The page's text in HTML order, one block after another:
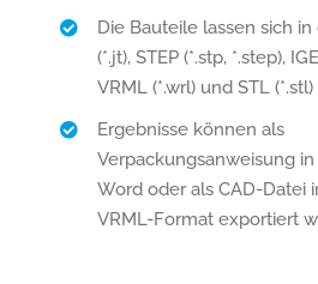
Die Bauteile lassen sich
(*.jt), STEP (*.stp, *.step),
VRML (*.wrl) und STL
Ergebnisse können als
Verpackungsanweisung
Word oder als CAD-Datei
VRML-Format exportiert